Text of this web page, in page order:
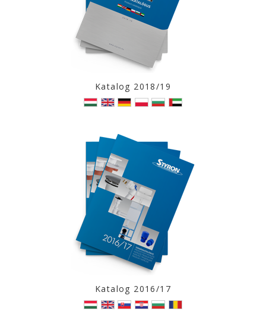
Katalog 2018/19
Katalog 2016/17